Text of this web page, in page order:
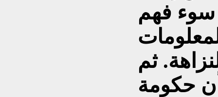
سوء فهم
ثم
حكومة